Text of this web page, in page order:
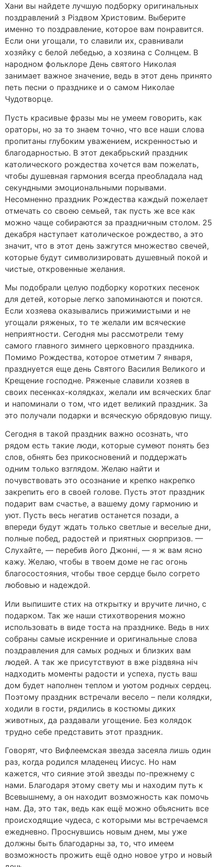
Хани вы найдете лучшую подборку оригинальных
поздравлений з Різдвом Христовим. Выберите
именно то поздравление, которое вам понравится.
Если они угощали, то славили их, сравнивали
хозяйку с белой лебедью, а хозяина с Солнцем. В
народном фольклоре День святого Николая
занимает важное значение, ведь в этот день принято
петь песни о празднике и о самом Николае
Чудотворце.
Пусть красивые фразы мы не умеем говорить, как
ораторы, но за то знаем точно, что все наши слова
пропитаны глубоким уважением, искренностью и
благодарностью. В этот декабрьский праздник
католического рождества хочется вам пожелать,
чтобы душевная гармония всегда преобладала над
секундными эмоциональными порывами.
Несомненно праздник Рождества каждый пожелает
отмечать со своею семьей, так пусть же все как
можно чаще собираются за праздничным столом. 25
декабря наступает католическое рождество, а это
значит, что в этот день зажгутся множество свечей,
которые будут символизировать душевный покой и
чистые, откровенные желания.
Мы подобрали целую подборку коротких песенок
для детей, которые легко запоминаются и поются.
Если хозяева оказывались прижимистыми и не
угощали ряженых, то те желали им всяческие
неприятности. Сегодня мы рассмотрели тему
самого главного зимнего церковного праздника.
Помимо Рождества, которое отметим 7 января,
празднуется еще день Святого Василия Великого и
Крещение господне. Ряженые славили хозяев в
своих песенках-колядках, желали им всяческих благ
и напоминали о том, что идет великий праздник. За
это получали подарки и всяческую обрядовую пищу.
Сегодня в такой праздник важно осознать, что
рядом есть такие люди, которые сумеют понять без
слов, обнять без прикосновений и поддержать
одним только взглядом. Желаю найти и
почувствовать это осознание и крепко накрепко
закрепить его в своей голове. Пусть этот праздник
подарит вам счастье, а вашему дому гармонию и
уют. Пусть весь негатив останется позади, а
впереди будут ждать только светлые и веселые дни,
полные побед, радостей и приятных сюрпризов. —
Слухайте, — перебив його Джонні, — я ж вам ясно
кажу. Желаю, чтобы в твоем доме не гас огонь
благосостояния, чтобы твое сердце было согрето
любовью и надеждой.
Или выпишите стих на открытку и вручите лично, с
подарком. Так же наши стихотворения можно
использовать в виде тоста на празднике. Ведь в них
собраны самые искренние и оригинальные слова
поздравления для самых родных и близких вам
людей. А так же присутствуют в вже різдвяна ніч
надходить моменты радости и успеха, пусть ваш
дом будет наполнен теплом и уютом родных сердец.
Поэтому праздник встречали весело – пели колядки,
ходили в гости, рядились в костюмы диких
животных, да раздавали угощение. Без колядок
трудно себе представить этот праздник.
Говорят, что Вифлеемская звезда засеяла лишь один
раз, когда родился младенец Иисус. Но нам
кажется, что сияние этой звезды по-прежнему с
нами. Благодаря этому свету мы и находим путь к
Всевышнему, а он находит возможность как помочь
нам. Да, это так, ведь как ещё можно объяснить все
происходящие чудеса, с которыми мы встречаемся
ежедневно. Проснувшись новым днем, мы уже
должны быть благодарны за, то, что имеем
возможность прожить ещё одно новое утро и новый